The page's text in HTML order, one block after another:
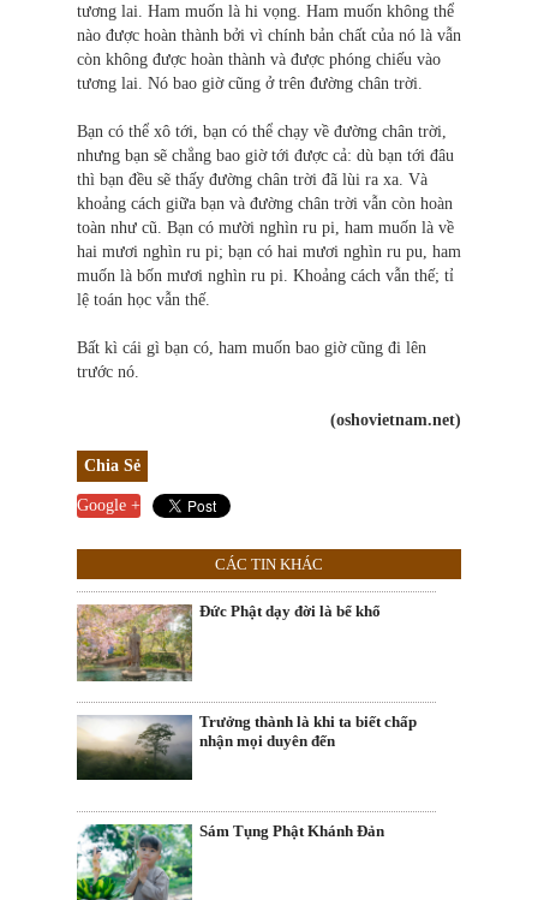
tương lai. Ham muốn là hi vọng. Ham muốn không thể
nào được hoàn thành bởi vì chính bản chất của nó là vẫn
còn không được hoàn thành và được phóng chiếu vào
tương lai. Nó bao giờ cũng ở trên đường chân trời.
Bạn có thể xô tới, bạn có thể chạy về đường chân trời,
nhưng bạn sẽ chẳng bao giờ tới được cả: dù bạn tới đâu
thì bạn đều sẽ thấy đường chân trời đã lùi ra xa. Và
khoảng cách giữa bạn và đường chân trời vẫn còn hoàn
toàn như cũ. Bạn có mười nghìn ru pi, ham muốn là về
hai mươi nghìn ru pi; bạn có hai mươi nghìn ru pu, ham
muốn là bốn mươi nghìn ru pi. Khoảng cách vẫn thế; tỉ
lệ toán học vẫn thế.
Bất kì cái gì bạn có, ham muốn bao giờ cũng đi lên
trước nó.
(oshovietnam.net)
Chia Sẻ
Google +
CÁC TIN KHÁC
Đức Phật dạy đời là bể khổ
Trưởng thành là khi ta biết chấp
nhận mọi duyên đến
Sám Tụng Phật Khánh Đản